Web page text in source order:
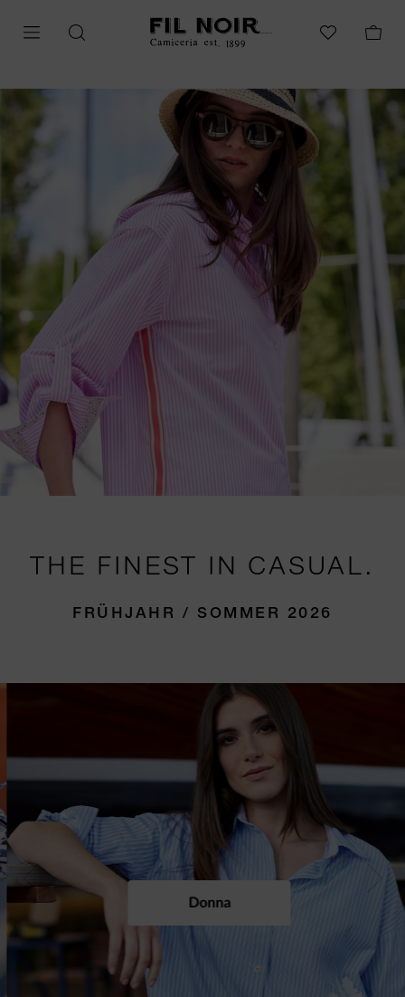
THE FINEST IN CASUAL.
FRÜHJAHR / SOMMER 2026
Previous
Donna
Next